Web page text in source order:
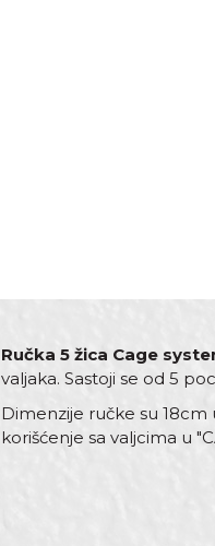
Ručka 5 žica Cage
valjaka. Sastoji se od 5
Dimenzije ručke su 18cm
korišćenje sa valjcima u